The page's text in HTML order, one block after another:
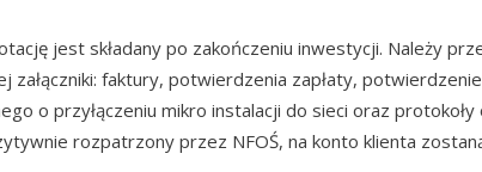
jest składany po zakończeniu inwestycji. Należy
załączniki: faktury, potwierdzenia zapłaty, potwierdzenie
o przyłączeniu mikro instalacji do sieci oraz protokoły
rozpatrzony przez NFOŚ, na konto klienta